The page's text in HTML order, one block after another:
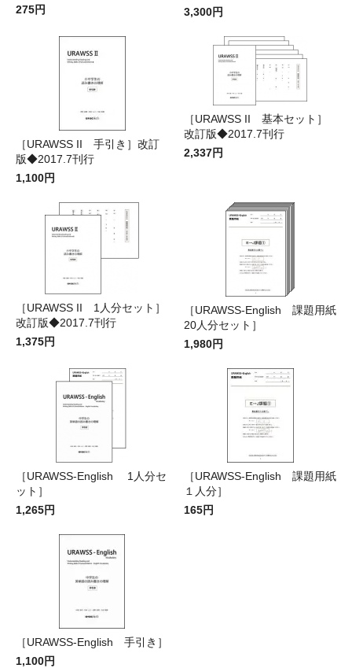
275円
3,300円
［URAWSS II 手引き］改訂
版◆2017.7刊行
1,100円
［URAWSS II 基本セット］
改訂版◆2017.7刊行
2,337円
［URAWSS II 1人分セット］
改訂版◆2017.7刊行
1,375円
［URAWSS-English 課題用紙
20人分セット］
1,980円
［URAWSS-English 1人分セ
ット］
1,265円
［URAWSS-English 課題用紙
１人分］
165円
［URAWSS-English 手引き］
1,100円